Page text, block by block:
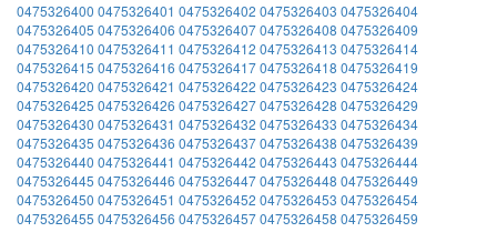
0475326400 0475326401 0475326402 0475326403 0475326404
0475326405 0475326406 04753264070475326408 0475326409
0475326410 0475326411 0475326412 0475326413 0475326414
0475326415 0475326416 04753264170475326418 0475326419
0475326420 0475326421 0475326422 0475326423 0475326424
0475326425 0475326426 04753264270475326428 0475326429
0475326430 0475326431 0475326432 0475326433 0475326434
0475326435 0475326436 04753264370475326438 0475326439
0475326440 0475326441 0475326442 0475326443 0475326444
0475326445 0475326446 04753264470475326448 0475326449
0475326450 0475326451 0475326452 0475326453 0475326454
0475326455 0475326456 04753264570475326458 0475326459